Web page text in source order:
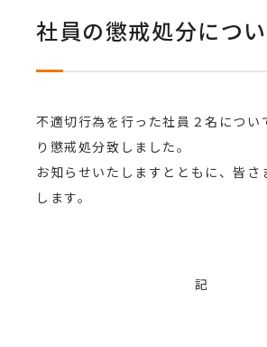
社員の懲戒処分につ
不適切行為を行った社員２名につい
り懲戒処分致しました。
お知らせいたしますとともに、皆さ
します。
記